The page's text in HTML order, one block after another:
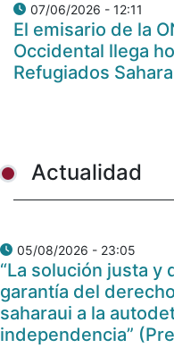
07/06/2026 - 12:11
El emisario de la
Occidental llega
Refugiados
Actualidad
05/08/2026 - 23:05
“La solución justa
garantía del
saharaui a la
independencia”